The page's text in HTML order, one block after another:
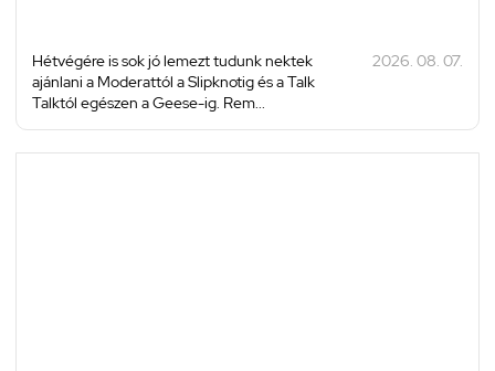
Hétvégére is sok jó lemezt tudunk nektek
ajánlani a Moderattól a Slipknotig és a Talk
Talktól egészen a Geese-ig. Rem...
2026. 08. 07.